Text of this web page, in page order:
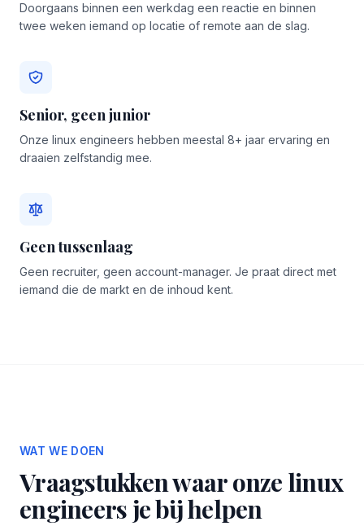
Doorgaans binnen een werkdag een reactie en binnen
twee weken iemand op locatie of remote aan de slag.
Senior, geen junior
Onze linux engineers hebben meestal 8+ jaar ervaring en
draaien zelfstandig mee.
Geen tussenlaag
Geen recruiter, geen account-manager. Je praat direct met
iemand die de markt en de inhoud kent.
WAT WE DOEN
Vraagstukken waar onze linux
engineers je bij helpen